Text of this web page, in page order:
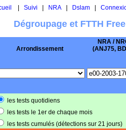
Suivi NRA| Dslam|
Dégroupage et FTTH
Arrondissement
NRA /
(ANJ75,
les tests quotidiens
les tests le 1er de chaque mois
les tests cumulés (détections sur 21 jours)